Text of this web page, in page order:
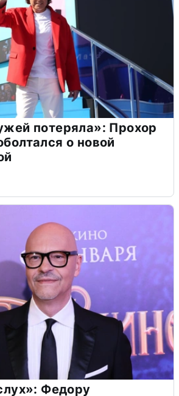
потеряла»: Прохор
о новой
Федору